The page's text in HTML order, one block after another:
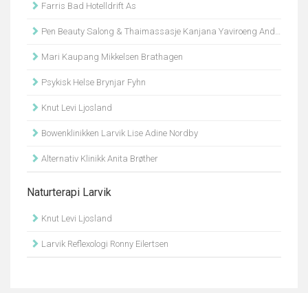
Farris Bad Hotelldrift As
Pen Beauty Salong & Thaimassasje Kanjana Yaviroeng Andersen
Mari Kaupang Mikkelsen Brathagen
Psykisk Helse Brynjar Fyhn
Knut Levi Ljosland
Bowenklinikken Larvik Lise Adine Nordby
Alternativ Klinikk Anita Brøther
Naturterapi Larvik
Knut Levi Ljosland
Larvik Reflexologi Ronny Eilertsen